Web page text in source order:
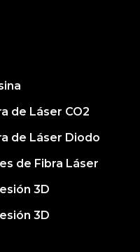
de Láser CO2
de Láser Diodo
de Fibra Láser
3D
3D